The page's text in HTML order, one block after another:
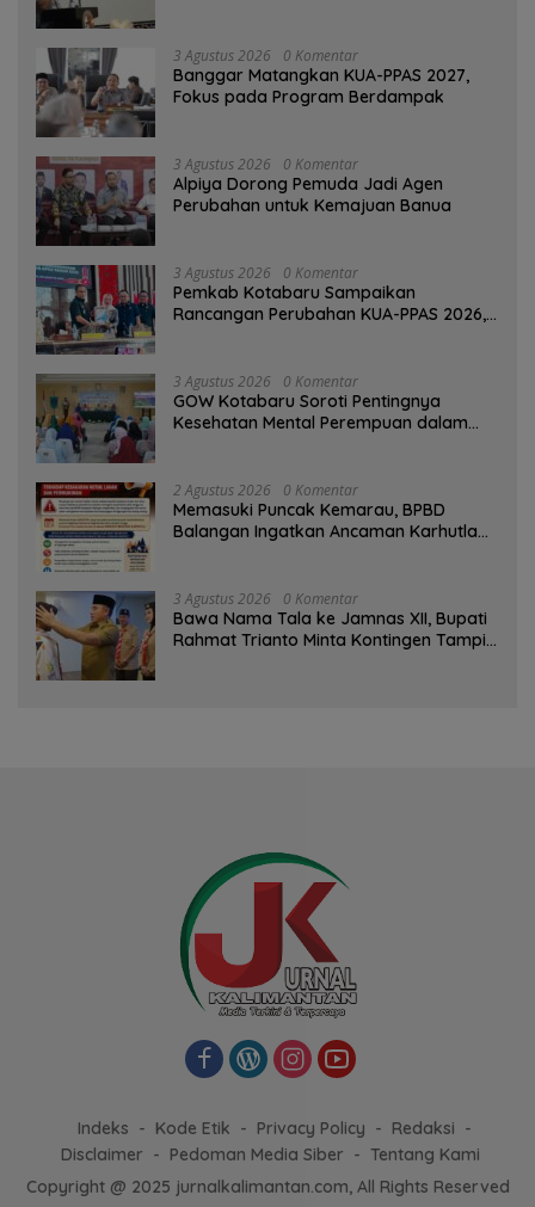
3 Agustus 2026 0 Komentar
‎Banggar Matangkan KUA-PPAS 2027,
Fokus pada Program Berdampak
3 Agustus 2026 0 Komentar
‎Alpiya Dorong Pemuda Jadi Agen
Perubahan untuk Kemajuan Banua ‎
3 Agustus 2026 0 Komentar
Pemkab Kotabaru Sampaikan
Rancangan Perubahan KUA-PPAS 2026,
3 Agustus 2026 0 Komentar
GOW Kotabaru Soroti Pentingnya
Kesehatan Mental Perempuan dalam
2 Agustus 2026 0 Komentar
Memasuki Puncak Kemarau, BPBD
Balangan Ingatkan Ancaman Karhutla
3 Agustus 2026 0 Komentar
Bawa Nama Tala ke Jamnas XII, Bupati
Rahmat Trianto Minta Kontingen Tampil
Indeks Kode Etik Privacy Policy
Redaksi
Disclaimer
Pedoman Media Siber
Tentang Kami
Copyright @ 2025 jurnalkalimantan.com, All Rights Reserved